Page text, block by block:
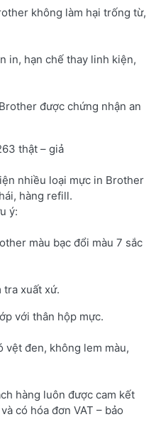
không làm hại trống từ,
in, hạn chế thay linh kiện,
được chứng nhận an
thật – giả
nhiều loại mực in Brother
hàng refill.
ý:
màu bạc đổi màu 7 sắc
tra xuất xứ.
với thân hộp mực.
vệt đen, không lem màu,
hàng luôn được cam kết
có hóa đơn VAT – bảo